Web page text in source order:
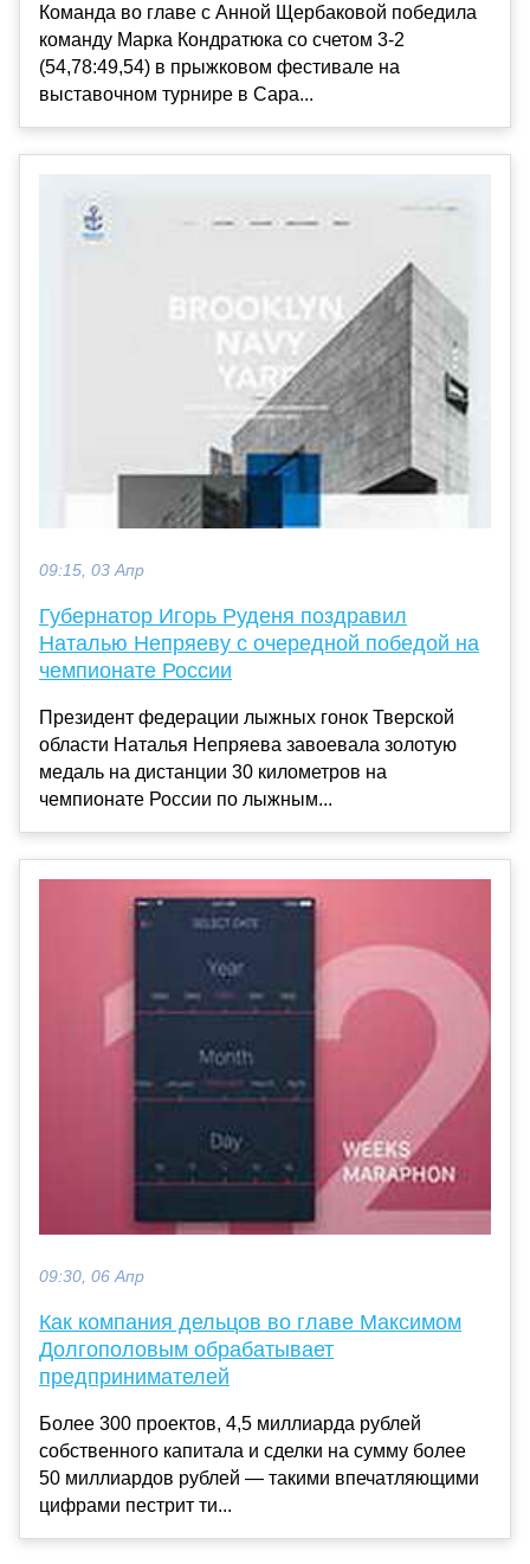
Команда во главе с Анной Щербаковой победила
команду Марка Кондратюка со счетом 3-2
(54,78:49,54) в прыжковом фестивале на
выставочном турнире в Сара...
09:15, 03 Апр
Губернатор Игорь Руденя поздравил
Наталью Непряеву с очередной победой на
чемпионате России
Президент федерации лыжных гонок Тверской
области Наталья Непряева завоевала золотую
медаль на дистанции 30 километров на
чемпионате России по лыжным...
09:30, 06 Апр
Как компания дельцов во главе Максимом
Долгополовым обрабатывает
предпринимателей
Более 300 проектов, 4,5 миллиарда рублей
собственного капитала и сделки на сумму более
50 миллиардов рублей — такими впечатляющими
цифрами пестрит ти...